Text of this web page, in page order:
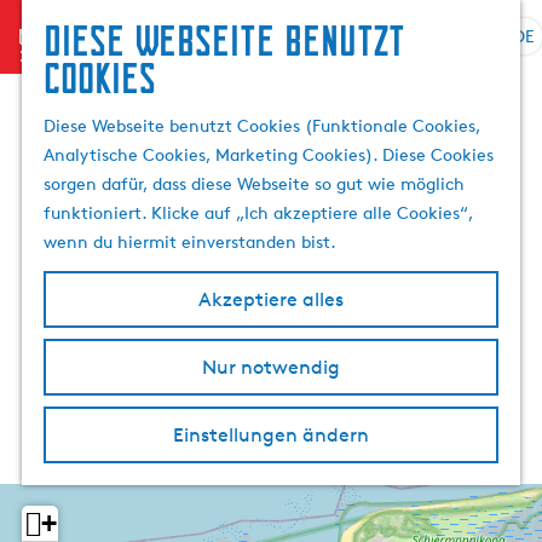
Diese Webseite benutzt
Cookies
Diese Webseite benutzt Cookies (Funktionale Cookies,
Analytische Cookies, Marketing Cookies). Diese Cookies
sorgen dafür, dass diese Webseite so gut wie möglich
funktioniert. Klicke auf „Ich akzeptiere alle Cookies“,
wenn du hiermit einverstanden bist.
Akzeptiere alles
Nur notwendig
Einstellungen ändern
menu
G
e
h
e
n
S
i
e
u
H
h
S
n
A
DE
+